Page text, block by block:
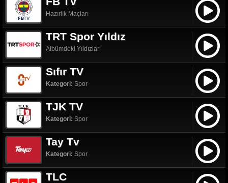
Hazırlık Maçları
TRT Spor Yıldız
Albümdeki Yıldızlar
Sıfır TV
Kategori: Spor
TJK TV
Kategori: Spor
Tay Tv
Kategori: Spor
TLC